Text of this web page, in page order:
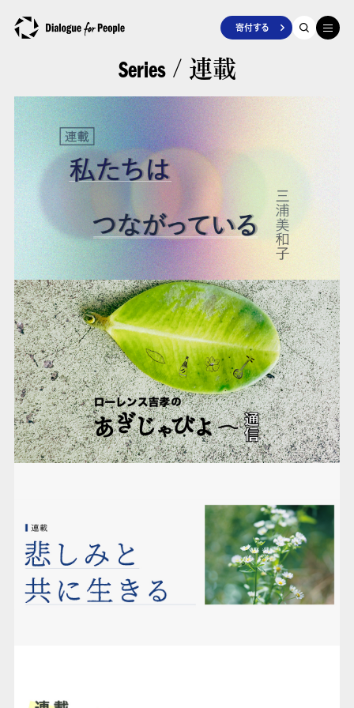
寄付する
Series/ 連載